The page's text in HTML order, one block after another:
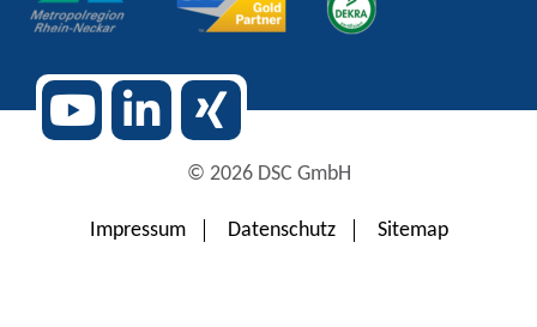
© 2026 DSC GmbH
Impressum Datenschutz Sitemap